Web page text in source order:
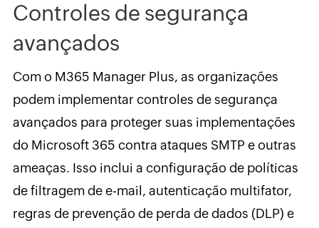
Controles de segurança
avançados
Com o M365 Manager Plus, as organizações
podem implementar controles de segurança
avançados para proteger suas implementações
do Microsoft 365 contra ataques SMTP e outras
ameaças. Isso inclui a configuração de políticas
de filtragem de e-mail, autenticação multifator,
regras de prevenção de perda de dados (DLP) e